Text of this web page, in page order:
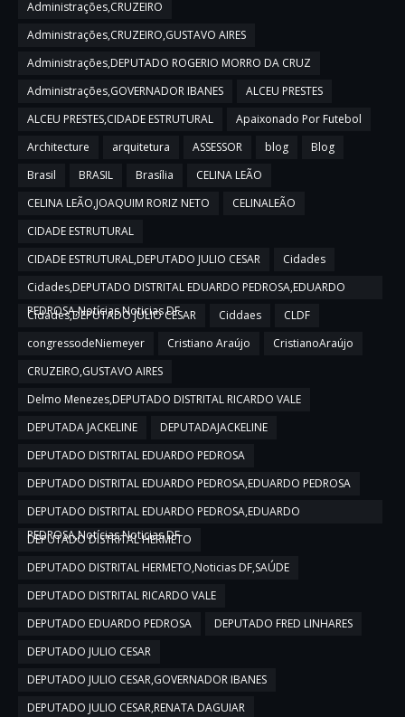
Administrações,CRUZEIRO
Administrações,CRUZEIRO,GUSTAVO AIRES
Administrações,DEPUTADO ROGERIO MORRO DA CRUZ
Administrações,GOVERNADOR IBANES
ALCEU PRESTES
ALCEU PRESTES,CIDADE ESTRUTURAL
Apaixonado Por Futebol
Architecture
arquitetura ASSESSOR blog
Blog
Brasil
BRASIL Brasília
CELINA LEÃO
CELINA LEÃO,JOAQUIM RORIZ NETO
CELINALEÃO
CIDADE ESTRUTURAL
CIDADE ESTRUTURAL,DEPUTADO JULIO CESAR
Cidades
Cidades,DEPUTADO DISTRITAL EDUARDO PEDROSA,EDUARDO
PEDROSA,Notícias,Noticias DF
Cidades,DEPUTADO JULIO CESAR Ciddaes
CLDF
congressodeNiemeyer
Cristiano Araújo
CristianoAraújo
CRUZEIRO,GUSTAVO AIRES
Delmo Menezes,DEPUTADO DISTRITAL RICARDO VALE
DEPUTADA JACKELINE
DEPUTADAJACKELINE
DEPUTADO DISTRITAL EDUARDO PEDROSA
DEPUTADO DISTRITAL EDUARDO PEDROSA,EDUARDO PEDROSA
DEPUTADO DISTRITAL EDUARDO PEDROSA,EDUARDO
PEDROSA,Notícias,Noticias DF
DEPUTADO DISTRITAL HERMETO
DEPUTADO DISTRITAL HERMETO,Noticias DF,SAÚDE
DEPUTADO DISTRITAL RICARDO VALE
DEPUTADO EDUARDO PEDROSA
DEPUTADO FRED LINHARES
DEPUTADO JULIO CESAR
DEPUTADO JULIO CESAR,GOVERNADOR IBANES
DEPUTADO JULIO CESAR,RENATA DAGUIAR